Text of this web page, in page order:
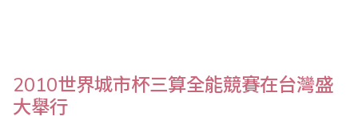
2010世界城市杯三算全能競賽在台灣盛
大舉行